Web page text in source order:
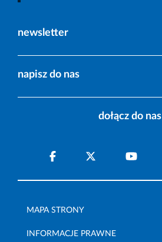
newsletter
napisz do nas
dołącz do nas
MAPA STRONY
INFORMACJE PRAWNE